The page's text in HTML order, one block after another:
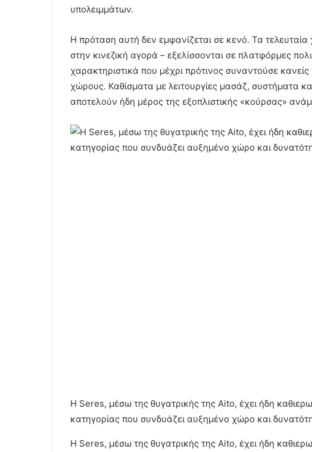
υπολειμμάτων.
Η πρόταση αυτή δεν εμφανίζεται σε κενό. Τα τελευταία
στην κινεζική αγορά – εξελίσσονται σε πλατφόρμες
χαρακτηριστικά που μέχρι πρότινος συναντούσε
χώρους. Καθίσματα με λειτουργίες μασάζ, συστήματα
αποτελούν ήδη μέρος της εξοπλιστικής «κούρσας»
Η Seres, μέσω της θυγατρικής της Aito, έχει ήδη
κατηγορίας που συνδυάζει αυξημένο χώρο και
Η Seres, μέσω της θυγατρικής της Aito, έχει ήδη